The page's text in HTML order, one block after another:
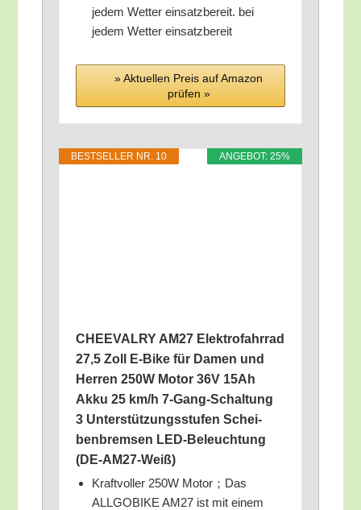
jedem Wet­ter ein­satz­be­reit. bei
jedem Wet­ter einsatzbereit
» Aktu­el­len Preis auf Ama­zon
prü­fen »
ANGE­BOT: 25%
BEST­SEL­LER NR. 10
CHEEVALRY AM27 Elek­tro­fahr­rad
27,5 Zoll E‑Bike für Damen und
Her­ren 250W Motor 36V 15Ah
Akku 25 km/​h 7‑Gang-Schal­tung
3 Unter­stüt­zungs­stu­fen Schei­
ben­brem­sen LED-Beleuch­tung
(DE-AM27-Weiß)
Kraft­vol­ler 250W Motor；Das
ALLGOBIKE AM27 ist mit einem